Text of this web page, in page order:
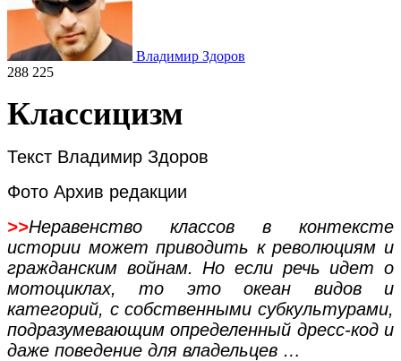
Владимир Здоров
288 225
Классицизм
Текст Владимир Здоров
Фото Архив редакции
>>Неравенство классов в контексте
истории может приводить к революциям и
гражданским войнам. Но если речь идет о
мотоциклах, то это океан видов и
категорий, с собственными субкультурами,
подразумевающим определенный дресс-код и
даже поведение для владельцев …